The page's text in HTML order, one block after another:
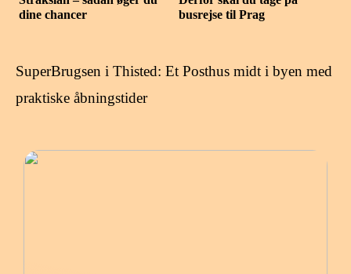
dine chancer
busrejse til Prag
SuperBrugsen i Thisted: Et Posthus midt i byen med
praktiske åbningstider